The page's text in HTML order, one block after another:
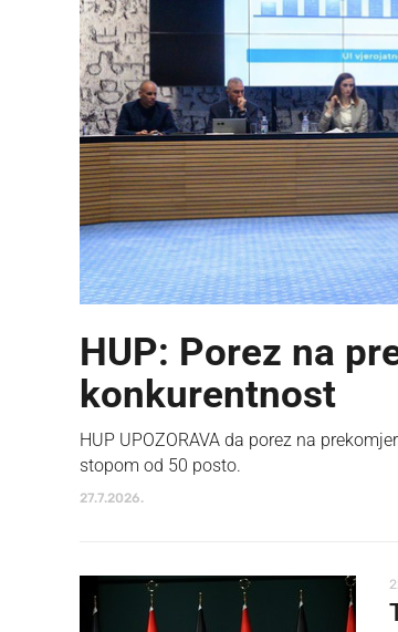
HUP: Porez na
konkurentnost
HUP UPOZORAVA da porez na
stopom od 50 posto.
27.7.2026.